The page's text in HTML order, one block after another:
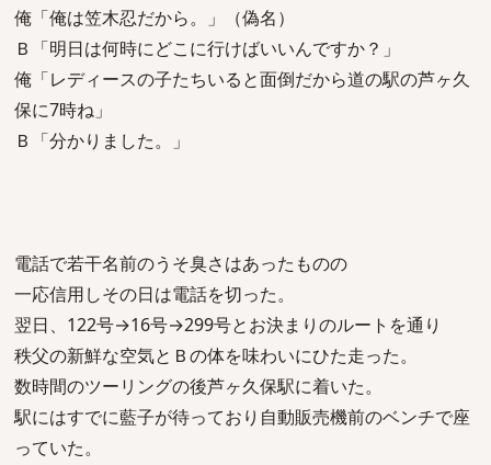
俺「俺は笠木忍だから。」（偽名）
Ｂ「明日は何時にどこに行けばいいんですか？」
俺「レディースの子たちいると面倒だから道の駅の芦ヶ久
保に7時ね」
Ｂ「分かりました。」
電話で若干名前のうそ臭さはあったものの
一応信用しその日は電話を切った。
翌日、122号→16号→299号とお決まりのルートを通り
秩父の新鮮な空気とＢの体を味わいにひた走った。
数時間のツーリングの後芦ヶ久保駅に着いた。
駅にはすでに藍子が待っており自動販売機前のベンチで座
っていた。